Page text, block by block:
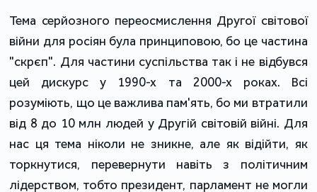
Тема серйозного переосмислення Другої світової
війни для росіян була принциповою, бо це частина
"скрєп". Для частини суспільства так і не відбувся
цей дискурс у 1990-х та 2000-х роках. Всі
розуміють, що це важлива пам'ять, бо ми втратили
від 8 до 10 млн людей у Другій світовій війні. Для
нас ця тема ніколи не зникне, але як відійти, як
торкнутися, перевернути навіть з політичним
лідерством, тобто президент, парламент не могли